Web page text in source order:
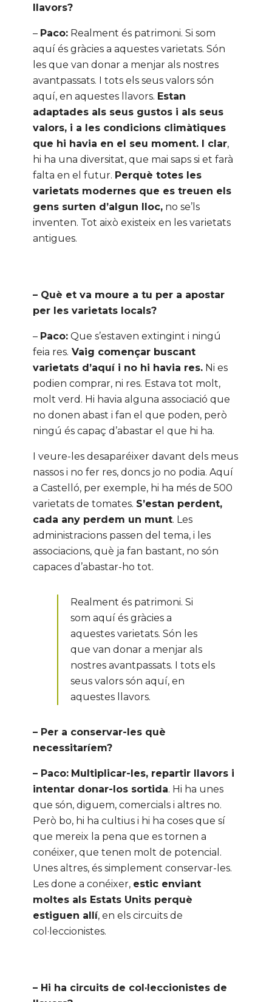
llavors?
– Paco: Realment és patrimoni. Si som
aquí és gràcies a aquestes varietats. Són
les que van donar a menjar als nostres
avantpassats. I tots els seus valors són
aquí, en aquestes llavors. Estan
adaptades als seus gustos i als seus
valors, i a les condicions climàtiques
que hi havia en el seu moment. I clar,
hi ha una diversitat, que mai saps si et farà
falta en el futur. Perquè totes les
varietats modernes que es treuen els
gens surten d’algun lloc, no se’ls
inventen. Tot això existeix en les varietats
antigues.
– Què et va moure a tu per a apostar
per les varietats locals?
– Paco: Que s’estaven extingint i ningú
feia res. Vaig començar buscant
varietats d’aquí i no hi havia res. Ni es
podien comprar, ni res. Estava tot molt,
molt verd. Hi havia alguna associació que
no donen abast i fan el que poden, però
ningú és capaç d’abastar el que hi ha.
I veure-les desaparéixer davant dels meus
nassos i no fer res, doncs jo no podia. Aquí
a Castelló, per exemple, hi ha més de 500
varietats de tomates. S’estan perdent,
cada any perdem un munt. Les
administracions passen del tema, i les
associacions, què ja fan bastant, no són
capaces d’abastar-ho tot.
Realment és patrimoni. Si
som aquí és gràcies a
aquestes varietats. Són les
que van donar a menjar als
nostres avantpassats. I tots els
seus valors són aquí, en
aquestes llavors.
– Per a conservar-les què
necessitaríem?
– Paco: Multiplicar-les, repartir llavors i
intentar donar-los sortida. Hi ha unes
que són, diguem, comercials i altres no.
Però bo, hi ha cultius i hi ha coses que sí
que mereix la pena que es tornen a
conéixer, que tenen molt de potencial.
Unes altres, és simplement conservar-les.
Les done a conéixer, estic enviant
moltes als Estats Units perquè
estiguen allí, en els circuits de
col·leccionistes.
– Hi ha circuits de col·leccionistes de